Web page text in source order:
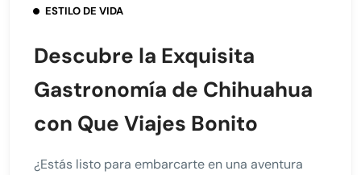
ESTILO DE VIDA
Descubre la Exquisita
Gastronomía de Chihuahua
con Que Viajes Bonito
¿Estás listo para embarcarte en una aventura